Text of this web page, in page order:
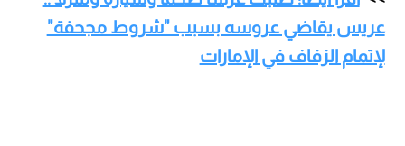
عريس يقاضي عروسه بسبب "شروط مجحفة"
لإتمام الزفاف في الإمارات